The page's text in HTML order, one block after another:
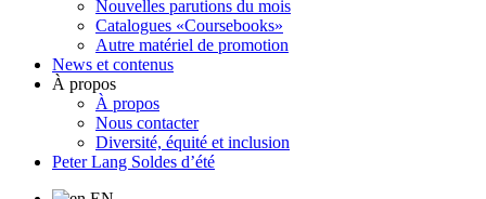
Nouvelles parutions du mois
Catalogues «Coursebooks»
Autre matériel de promotion
News et contenus
À propos
À propos
Nous contacter
Diversité, équité et inclusion
Peter Lang Soldes d’été